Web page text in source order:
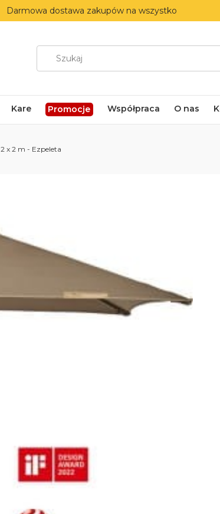
Darmowa dostawa zakupów na wszystko
Kare Promocje Współpraca O nas
x 2 m - Ezpeleta